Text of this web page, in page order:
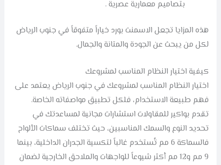
بتصاميم معمارية عصرية .
هذه المزايا تجعل الاسمنت بورد خياراً متفوقاً في جنوب الرياض
لكل من يبحث عن الجودة والمتانة والجمال.
كيفية اختيار النظام المناسب لمشروعك
اختيار النظام المناسب لمشروعك في جنوب الرياض يعتمد على
فهم طبيعة الاستخدام، فلكل تطبيق مواصفاته الخاصة.
تقدم بواكير للمقاولات استشارات مجانية لمساعدتك في
تحديد النوع والسمك المناسبين، حيث تختلف سماكات الألواح
فالسماكة 6 مم تُستخدم غالباً لتكسية الجدران الداخلية، بينما
9 مم و12 مم أكثر شيوعاً للواجهات والملاحق الخارجية لضمان